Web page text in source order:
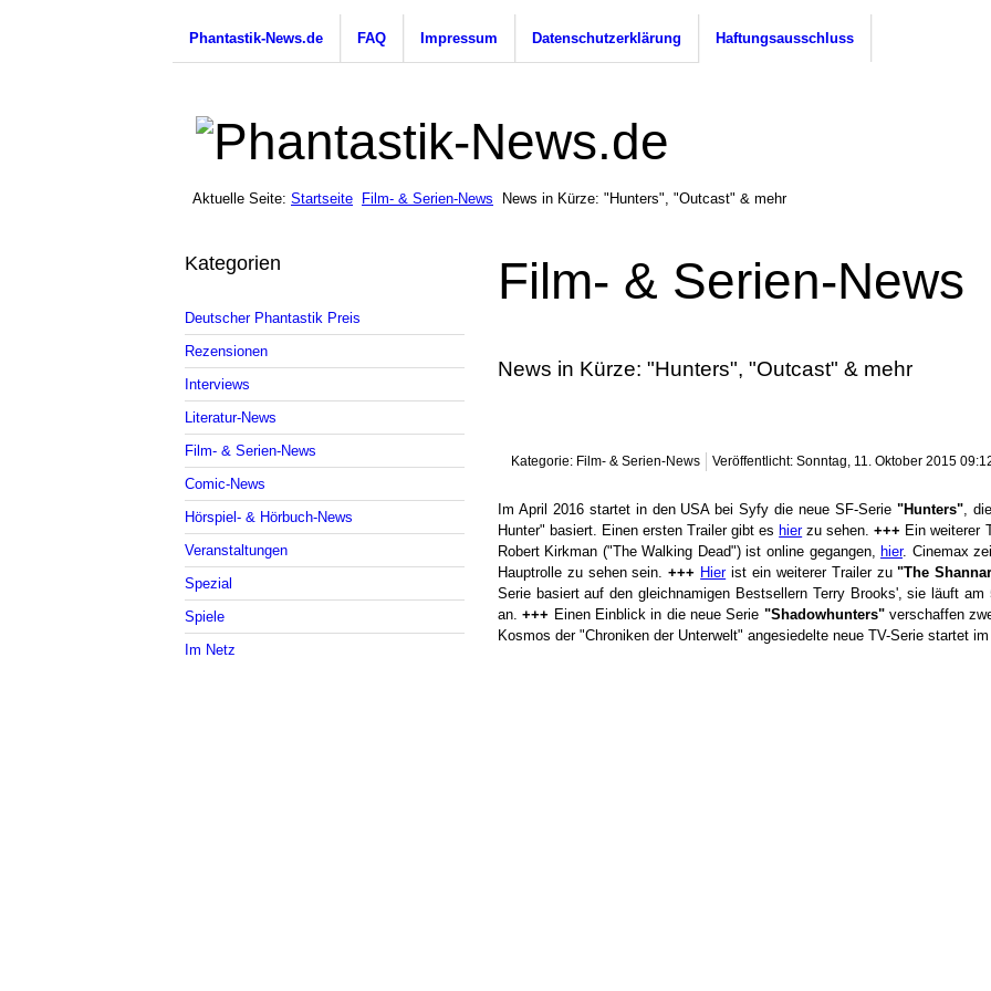
Phantastik-News.de FAQ Impressum Datenschutzerklärung Haftungsausschluss
Aktuelle Seite: Startseite Film- & Serien-News News in Kürze: "Hunters", "Outcast" & mehr
Kategorien
Deutscher Phantastik Preis
Rezensionen
Interviews
Literatur-News
Film- & Serien-News
Comic-News
Hörspiel- & Hörbuch-News
Veranstaltungen
Spezial
Spiele
Im Netz
Film- & Serien-News
News in Kürze: "Hunters", "Outcast" & mehr
Kategorie: Film- & Serien-News Veröffentlicht: Sonntag, 11. Oktober 2015
Im April 2016 startet in den USA bei Syfy die neue SF-Serie"Hunters",
Hunter" basiert. Einen ersten Trailer gibt es hierzu sehen.+++ Ein weiterer
Robert Kirkman ("The Walking Dead") ist online gegangen, hier. Cinemax
Hauptrolle zu sehen sein.+++ Hierist ein weiterer Trailer zu"The
Serie basiert auf den gleichnamigen Bestsellern Terry Brooks', sie läuft
an.+++ Einen Einblick in die neue Serie "Shadowhunters"verschaffen
Kosmos der "Chroniken der Unterwelt" angesiedelte neue TV-Serie startet